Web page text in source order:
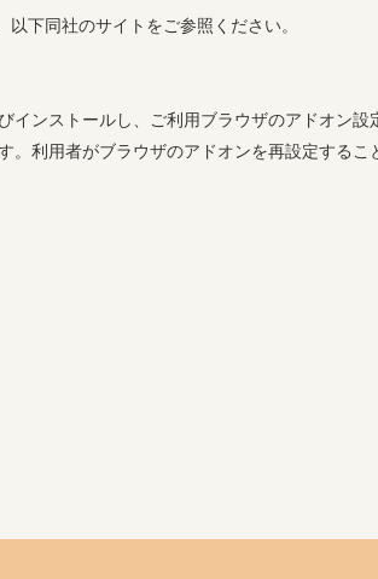
下同社のサイトをご参照ください。
ンストールし、ご利用ブラウザのアドオン設
利用者がブラウザのアドオンを再設定するこ